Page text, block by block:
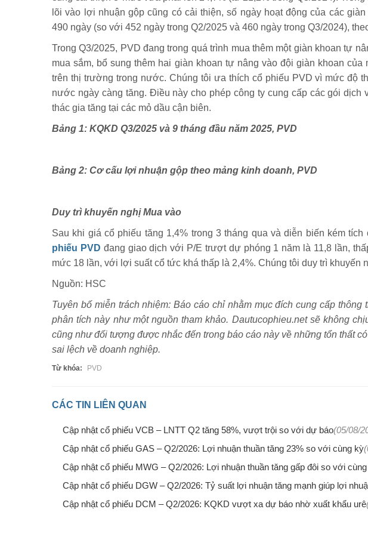
lõi vào lợi nhuận gộp cũng có cải thiện, số ngày hoạt động của các
490 ngày (so với 452 ngày trong Q2/2025 và 460 ngày trong Q3/2024),
Trong Q3/2025, PVD đang trong quá trình mua thêm một giàn khoan tự
mua sắm, bổ sung thêm hai giàn khoan tự nâng vào đội giàn khoan
trên thị trường trong nước. Chúng tôi ưa thích cổ phiếu PVD vì mức độ
nước ngày càng tăng. Điều này cho phép công ty cung cấp các gói dịch
thác gia tăng tại các mỏ dầu cận biên.
Bảng 1: KQKD Q3/2025 và 9 tháng đầu năm 2025, PVD
Bảng 2: Cơ cấu lợi nhuận gộp theo mảng kinh doanh, PVD
Duy trì khuyến nghị Mua vào
Sau khi giá cổ phiếu tăng 1,4% trong 3 tháng qua và diễn biến kém
phiếu PVD đang giao dịch với P/E trượt dự phóng 1 năm là 11,8 lần,
mức 18 lần, với lợi suất cổ tức khá thấp là 2,4%. Chúng tôi duy trì khuyến
Nguồn: HSC
Tuyên bố miễn trách nhiệm: Báo cáo chỉ nhằm mục đích cung cấp
phân tích này như một nguồn tham khảo. Dautucophieu.net sẽ không
cũng như đối tượng được nhắc đến trong báo cáo này về những tổn thất
sai lệch về doanh nghiệp.
Từ khóa: PVD
CÁC TIN LIÊN QUAN
Cập nhật cổ phiếu VCB – LNTT Q2 tăng 58%, vượt trội so với dự báo(05/08/
Cập nhật cổ phiếu GAS – Q2/2026: Lợi nhuận thuần tăng 23% so với cùng kỳ
Cập nhật cổ phiếu MWG – Q2/2026: Lợi nhuận thuần tăng gấp đôi so với
Cập nhật cổ phiếu DGW – Q2/2026: Tỷ suất lợi nhuận tăng mạnh giúp lợi
Cập nhật cổ phiếu DCM – Q2/2026: KQKD vượt xa dự báo nhờ xuất khẩu urê